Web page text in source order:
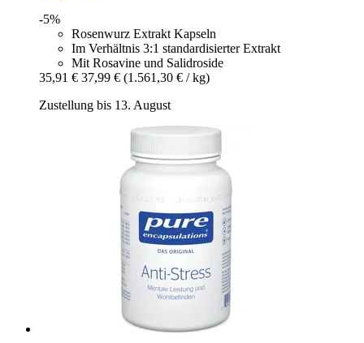
-5%
Rosenwurz Extrakt Kapseln
Im Verhältnis 3:1 standardisierter Extrakt
Mit Rosavine und Salidroside
35,91 € 37,99 € (1.561,30 € / kg)
Zustellung bis 13. August